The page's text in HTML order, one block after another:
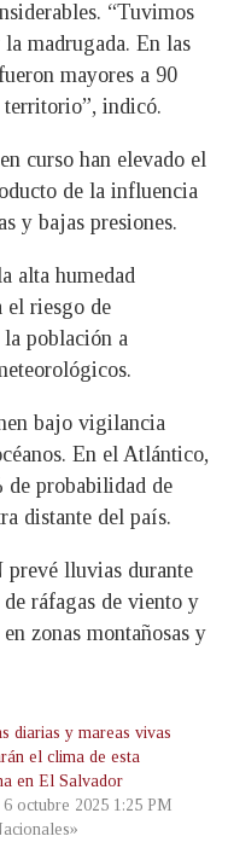
“Tuvimos
madrugada. En las
mayores a 90
indicó.
curso han elevado el
de la influencia
y bajas presiones.
alta humedad
el riesgo de
población a
bajo vigilancia
En el Atlántico,
de probabilidad de
distante del país.
lluvias durante
de ráfagas de viento y
zonas montañosas y
diarias y mareas vivas
el clima de esta
en El Salvador
6 octubre 2025 1:25 PM